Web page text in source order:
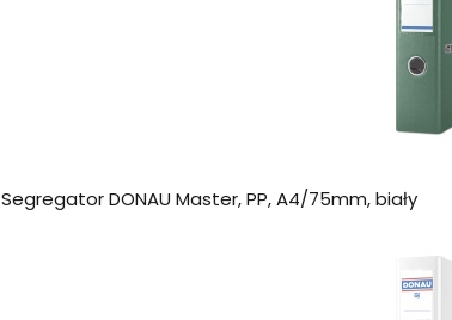
Segregator DONAU Master, PP, A4/75mm, biały